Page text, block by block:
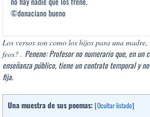
©donaciano bueno
Los versos son como los hijos para una madre,
feos? . Penene: Profesor no numerario que, en un
enseñanza público, tiene un contrato temporal y
fija.
Una muestra de sus poemas: [Ocultar listado]